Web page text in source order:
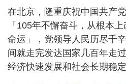
在北京，隆重庆祝中国共产
「105年不懈奋斗，从根本
命运」，党领导人民历尽千
间就走完发达国家几百年走
经济快速发展和社会长期稳定